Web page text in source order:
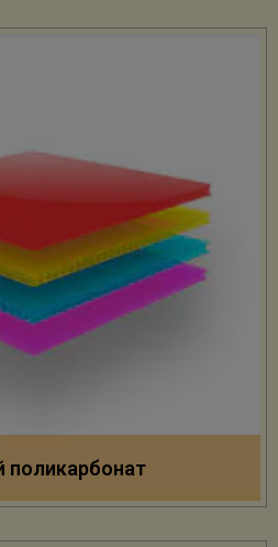
поликарбонат